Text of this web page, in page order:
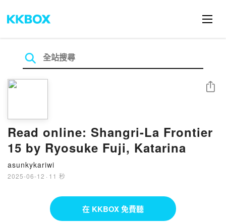
Read online: Shangri-La Frontier
15 by Ryosuke Fuji, Katarina
asunkykariwi
2025-06-12 · 11 秒
分享
在 KKBOX 免費聽